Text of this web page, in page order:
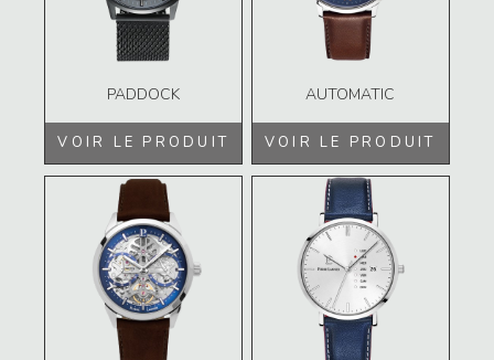
PADDOCK
VOIR LE PRODUIT
AUTOMATIC
VOIR LE PRODUIT